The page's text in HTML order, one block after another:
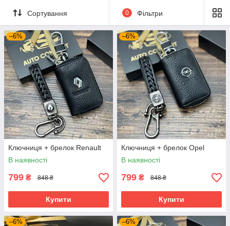
Сортування 0 Фільтри
–6%
Ключниця + брелок Renault
В наявності
799 ₴ 848 ₴
Купити
–6%
Ключниця + брелок Opel
В наявності
799 ₴ 848 ₴
Купити
–6% –6%